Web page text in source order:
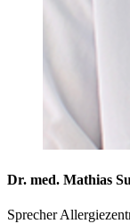
Dr. med. Mathias
Sprecher